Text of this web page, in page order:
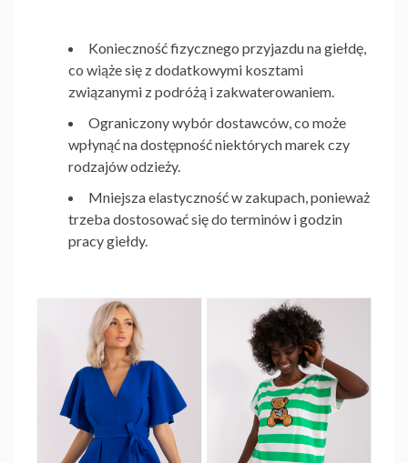
Konieczność fizycznego przyjazdu na giełdę,
co wiąże się z dodatkowymi kosztami
związanymi z podróżą i zakwaterowaniem.
Ograniczony wybór dostawców, co może
wpłynąć na dostępność niektórych marek czy
rodzajów odzieży.
Mniejsza elastyczność w zakupach, ponieważ
trzeba dostosować się do terminów i godzin
pracy giełdy.